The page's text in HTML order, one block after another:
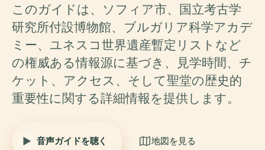
このガイドは、ソフィア市、国立考古学
研究所付設博物館、ブルガリア科学アカデ
ミー、ユネスコ世界遺産暫定リストなど
の権威ある情報源に基づき、見学時間、チ
ケット、アクセス、そして聖堂の歴史的
重要性に関する詳細情報を提供します。
音声ガイドを聴く 地図を見る